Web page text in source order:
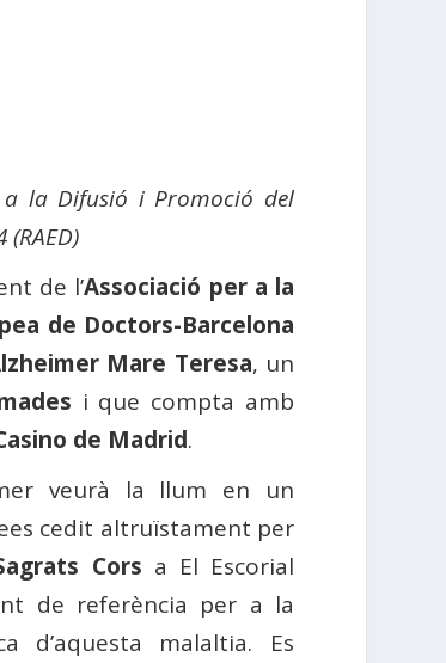
a la Difusió i Promoció del
de l’Associació per a la
de Doctors-Barcelona
Mare Teresa, un
i que compta amb
de Madrid.
veurà la llum en un
cedit altruïstament per
Cors a El Escorial
de referència per a la
d’aquesta malaltia. Es